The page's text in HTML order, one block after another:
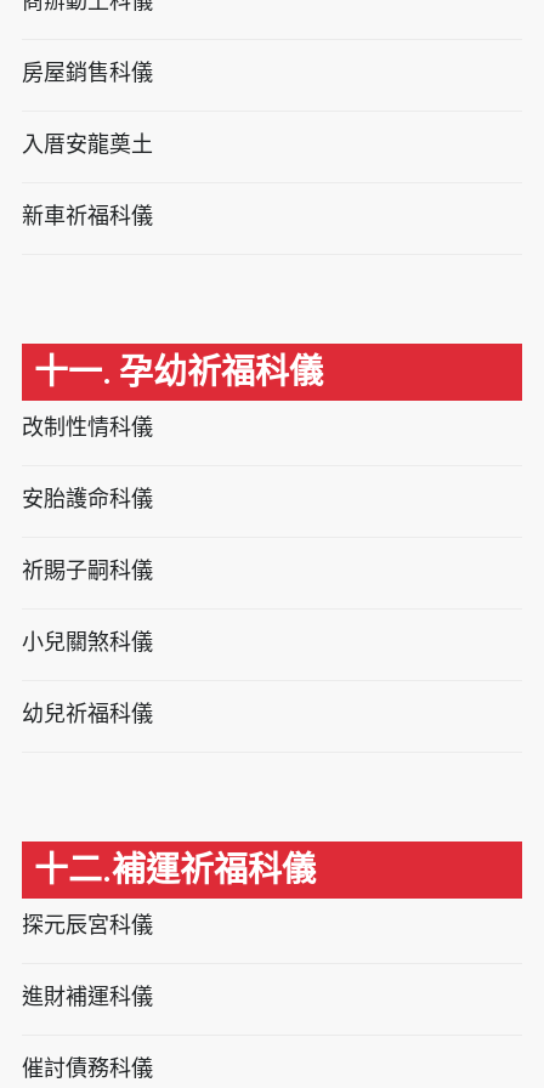
房屋銷售科儀
入厝安龍奠土
新車祈福科儀
十一. 孕幼祈福科儀
改制性情科儀
安胎護命科儀
祈賜子嗣科儀
小兒關煞科儀
幼兒祈福科儀
十二.補運祈福科儀
探元辰宮科儀
進財補運科儀
催討債務科儀